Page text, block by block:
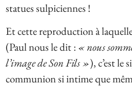
statues sulpiciennes !
Et cette reproduction à
(Paul nous le dit : « nous
l’image de Son Fils »), c’est le
communion si intime que